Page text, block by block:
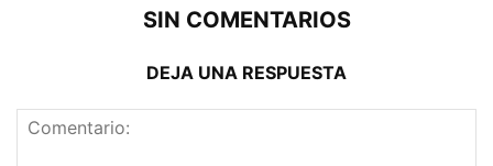
SIN COMENTARIOS
DEJA UNA RESPUESTA